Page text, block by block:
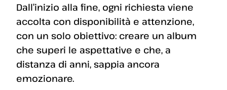
Dall’inizio alla fine, ogni richiesta viene
accolta con disponibilità e attenzione,
con un solo obiettivo: creare un album
che superi le aspettative e che, a
distanza di anni, sappia ancora
emozionare.